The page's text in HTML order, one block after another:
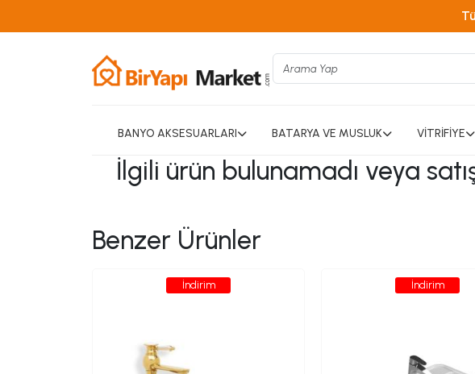
BANYO AKSESUARLARI BATARYA VE MUSLUK VİTRİFİYE
İlgili ürün bulunamadı veya
Benzer Ürünler
İndirim İndirim